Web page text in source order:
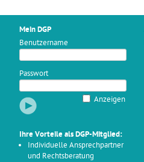
Mein DGP
Benutzername
Passwort
Anzeigen
Ihre Vorteile als DGP-Mitglied:
Individuelle Ansprechpartner
und Rechtsberatung